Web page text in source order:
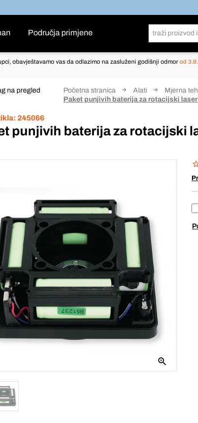
Područja primjene
obavještavamo vas da odlazimo na zasluženi godišnji odmor od
na pregled Početna stranica Alati Mjerna
Paket punjivih baterija za rotacijski
245066
punjivih baterija za rotacijski